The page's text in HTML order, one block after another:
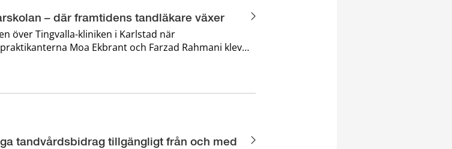
– där framtidens tandläkare växer
över Tingvalla-kliniken i Karlstad när
Moa Ekbrant och Farzad Rahmani klev
tandvårdsbidrag tillgängligt från och med